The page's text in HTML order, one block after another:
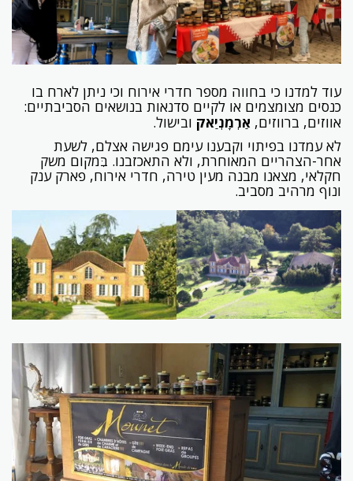
עוד למדנו כי בחווה מספר חדרי אירוח וכי ניתן לארח בו
כנסים מצומצמים או לקיים סדנאות בנושאים הסביבתיים:
אווזים, ברווזים, אַרְמָנְיַאק ובישול.
לא עמדנו בפיתוי וקבענו עימם פגישה אצלם, לשעת
אחר-הצהריים המאוחרת, ולא התאכזבנו. בִּמקום משק
חקלאי, מצאנו מבנה מעין טירה, חדרי אירוח, פארק ענק
ונוף מרהיב מסביב.